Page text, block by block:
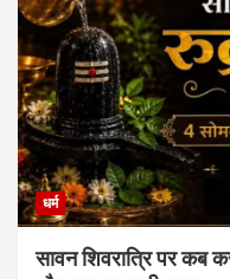
धर्म
सावन शिवरात्रि पर कब